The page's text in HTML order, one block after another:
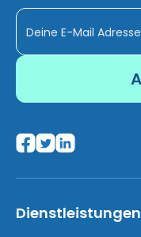
Dienstleistungen